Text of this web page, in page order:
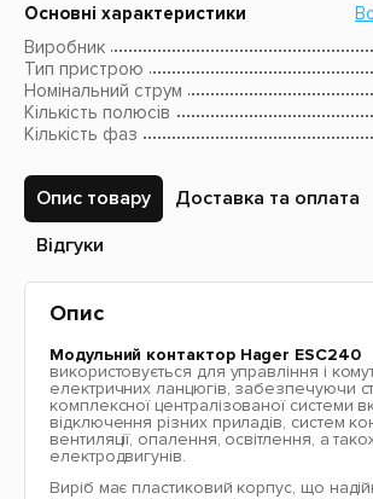
Основні характеристики
Виробник
Тип пристрою
Номінальний струм
Кількість полюсів
Кількість фаз
Опис товару Доставка та оплата
Відгуки
Опис
Модульний контактор Hager ESC240
використовується для управління і
електричних ланцюгів, забезпечуючи
комплексної централізованої системи
відключення різних приладів, систем
вентиляції, опалення, освітлення, а
електродвигунів.
Виріб має пластиковий корпус, що